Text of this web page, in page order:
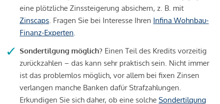
eine plötzliche Zinssteigerung absichern, z. B. mit
Zinscaps. Fragen Sie bei Interesse Ihren Infina Wohnbau-
Finanz-Experten.
Sondertilgung möglich? Einen Teil des Kredits vorzeitig
zurückzahlen – das kann sehr praktisch sein. Nicht immer
ist das problemlos möglich, vor allem bei fixen Zinsen
verlangen manche Banken dafür Strafzahlungen.
Erkundigen Sie sich daher, ob eine solche Sondertilgung